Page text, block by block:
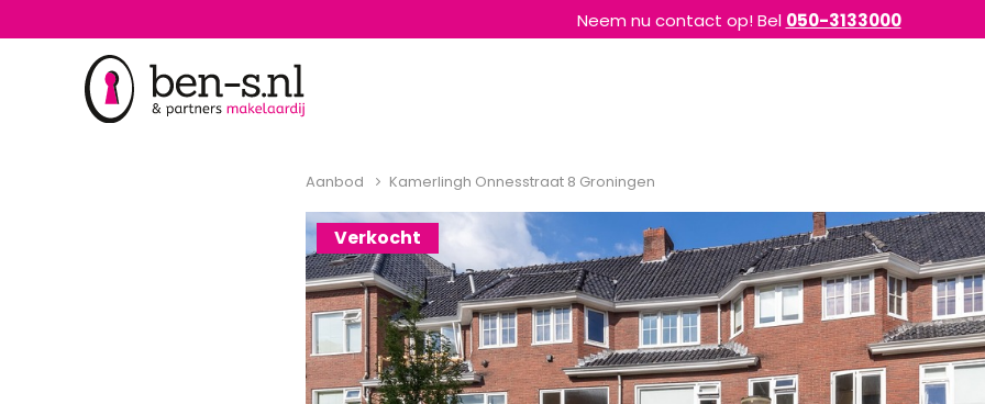
Neem nu contact op! Bel 050-3133000
Aanbod Kamerlingh Onnesstraat 8 Groningen
Verkocht